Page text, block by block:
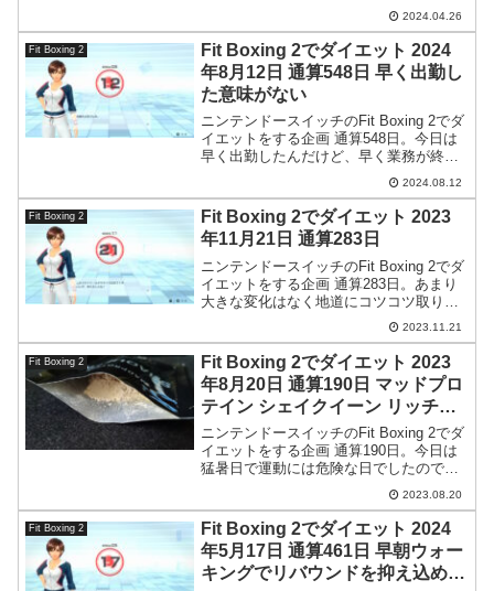
2024.04.26
Fit Boxing 2
Fit Boxing 2でダイエット 2024
年8月12日 通算548日 早く出勤し
た意味がない
ニンテンドースイッチのFit Boxing 2でダ
イエットをする企画 通算548日。今日は
早く出勤したんだけど、早く業務が終わ
るというよく分からない事に。 2024.08.12
Fit Boxing 2
Fit Boxing 2でダイエット 2023
年11月21日 通算283日
ニンテンドースイッチのFit Boxing 2でダ
イエットをする企画 通算283日。あまり
大きな変化はなく地道にコツコツ取り組
2023.11.21
Fit Boxing 2
Fit Boxing 2でダイエット 2023
年8月20日 通算190日 マッドプロ
テイン シェイクイーン リッチチ
ョコレート味
ニンテンドースイッチのFit Boxing 2でダ
イエットをする企画 通算190日。今日は
猛暑日で運動には危険な日でしたので大
人しくお家で筋トレをやっておきまし
2023.08.20
Fit Boxing 2
Fit Boxing 2でダイエット 2024
年5月17日 通算461日 早朝ウォー
キングでリバウンドを抑え込める